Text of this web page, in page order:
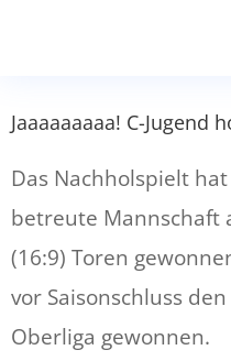
Jaaaaaaaaa! C-
Das Nachholspielt
betreute Mannschaft
(16:9) Toren
vor Saisonschluss
Oberliga gewonnen.